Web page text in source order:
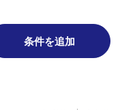
条件を追加